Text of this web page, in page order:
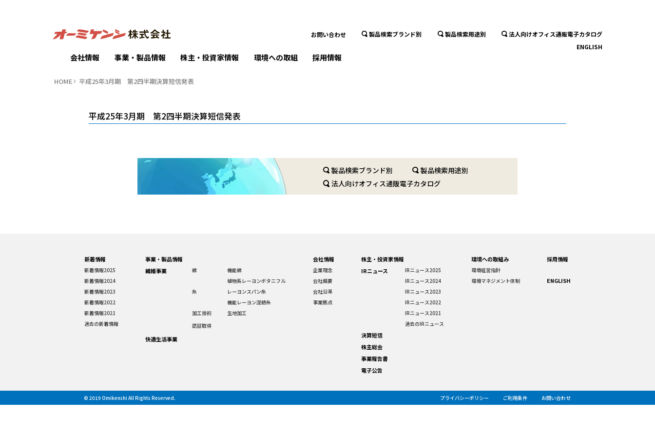
お問い合わせ 製品検索ブランド別 製品検索用途別
法人向けオフィス通販電子カタログ
ENGLISH
会社情報 事業・製品情報 株主・投資家情報 環境への取組 採用情報
HOME 平成25年3月期 第2四半期決算短信発表
平成25年3月期 第2四半期決算短信発表
製品検索ブランド別
製品検索用途別
法人向けオフィス通販電子カタログ
新着情報
新着情報2025
新着情報2024
新着情報2023
新着情報2022
新着情報2021
過去の新着情報
事業・製品情報
繊維事業
綿
機能綿
植物系レーヨンボタニフル
糸
レーヨンスパン糸
機能レーヨン混紡糸
加工技術
生地加工
認証取得
快適生活事業
会社情報
企業理念
会社概要
会社沿革
事業拠点
株主・投資家情報
IRニュース
IRニュース2025
IRニュース2024
IRニュース2023
IRニュース2022
IRニュース2021
過去のIRニュース
決算短信
株主総会
事業報告書
電子公告
環境への取組み
環境経営指針
環境マネジメント体制
採用情報
ENGLISH
プライバシーポリシー ご利用条件 お問い合わせ
© 2019 Omikenshi All Rights Reserved.